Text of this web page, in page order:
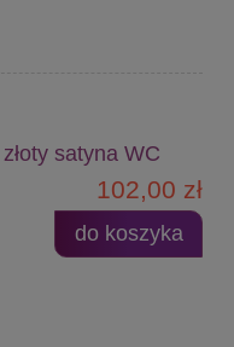
satyna WC
102,00 zł
do koszyka